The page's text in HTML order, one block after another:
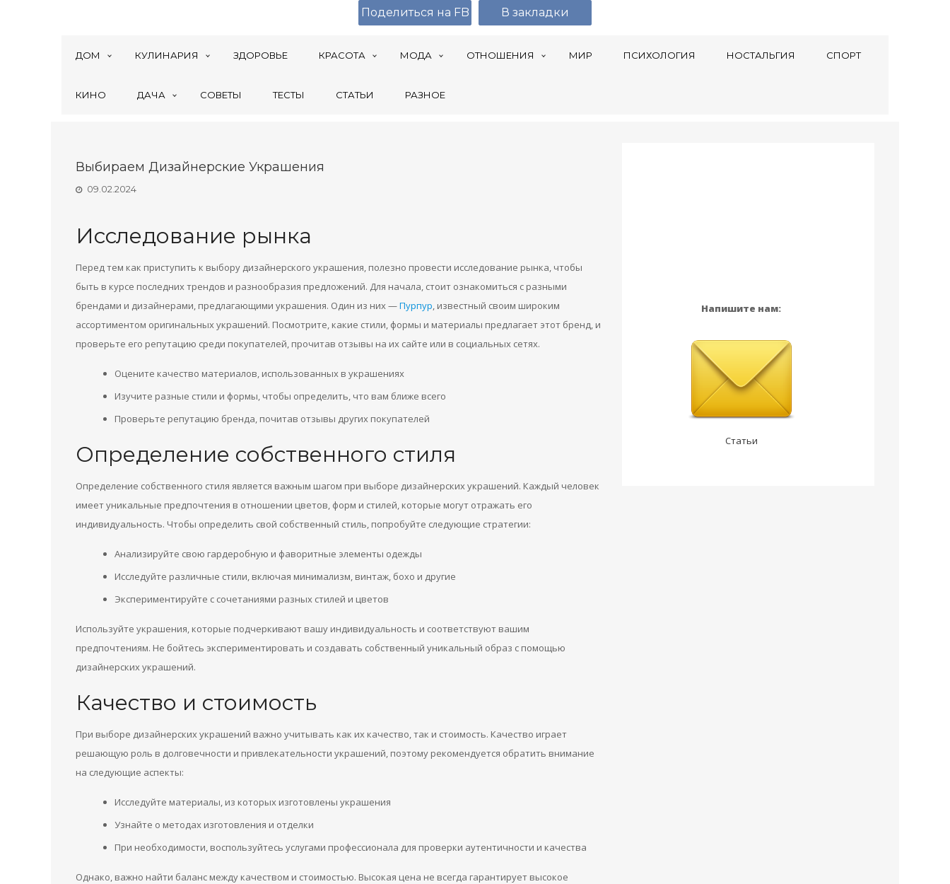
ДОМ КУЛИНАРИЯ ЗДОРОВЬЕ КРАСОТА МОДА ОТНОШЕНИЯ МИР ПСИХОЛОГИЯ НОСТАЛЬГИЯ СПОРТ
КИНО ДАЧА СОВЕТЫ ТЕСТЫ СТАТЬИ РАЗНОЕ
Выбираем Дизайнерские Украшения
09.02.2024
Исследование рынка
Перед тем как приступить к выбору дизайнерского украшения, полезно провести исследование рынка, чтобы
быть в курсе последних трендов и разнообразия предложений. Для начала, стоит ознакомиться с разными
брендами и дизайнерами, предлагающими украшения. Один из них —Пурпур, известный своим широким
ассортиментом оригинальных украшений. Посмотрите, какие стили, формы и материалы предлагает этот бренд, и
проверьте его репутацию среди покупателей, прочитав отзывы на их сайте или в социальных сетях.
Оцените качество материалов, использованных в украшениях
Изучите разные стили и формы, чтобы определить, что вам ближе всего
Проверьте репутацию бренда, почитав отзывы других покупателей
Определение собственного стиля
Определение собственного стиля является важным шагом при выборе дизайнерских украшений. Каждый человек
имеет уникальные предпочтения в отношении цветов, форм и стилей, которые могут отражать его
индивидуальность. Чтобы определить свой собственный стиль, попробуйте следующие стратегии:
Анализируйте свою гардеробную и фаворитные элементы одежды
Исследуйте различные стили, включая минимализм, винтаж, бохо и другие
Экспериментируйте с сочетаниями разных стилей и цветов
Используйте украшения, которые подчеркивают вашу индивидуальность и соответствуют вашим
предпочтениям. Не бойтесь экспериментировать и создавать собственный уникальный образ с помощью
дизайнерских украшений.
Качество и стоимость
При выборе дизайнерских украшений важно учитывать как их качество, так и стоимость. Качество играет
решающую роль в долговечности и привлекательности украшений, поэтому рекомендуется обратить внимание
на следующие аспекты:
Исследуйте материалы, из которых изготовлены украшения
Узнайте о методах изготовления и отделки
При необходимости, воспользуйтесь услугами профессионала для проверки аутентичности и качества
Однако, важно найти баланс между качеством и стоимостью. Высокая цена не всегда гарантирует высокое
Напишите нам:
Статьи
Поделиться на FB В закладки